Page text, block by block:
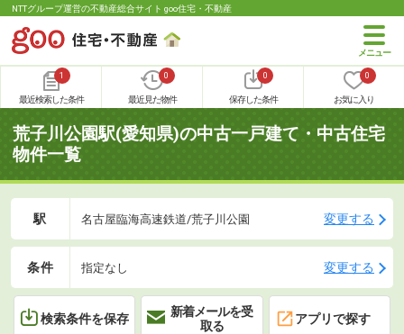
NTTグループ運営の不動産総合サイト goo住宅・不動産
1
最近検索した条件
0
最近見た物件
0
保存した条件
0
お気に入り
荒子川公園駅(愛知県)の中古一戸建て・中古住宅
物件一覧
駅 名古屋臨海高速鉄道/荒子川公園 変更する
条件 指定なし 変更する
検索条件を保存
新着メールを受
取る
アプリで探す